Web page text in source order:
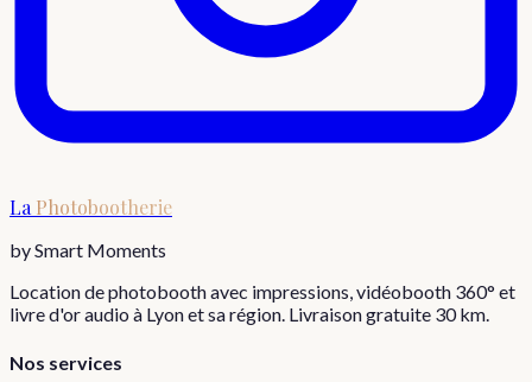
LaPhotobootherie
by Smart Moments
Location de photobooth avec impressions, vidéobooth 360° et
livre d'or audio à Lyon et sa région. Livraison gratuite 30 km.
Nos services